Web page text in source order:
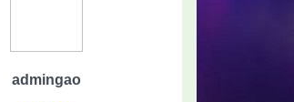
admingao